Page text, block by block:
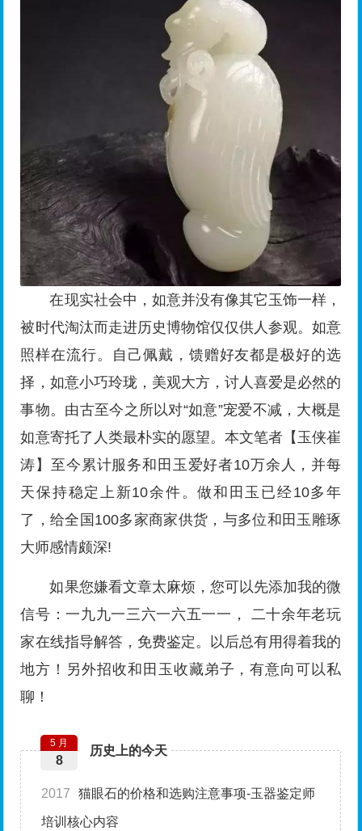
在现实社会中，如意并没有像其它玉饰一样，
被时代淘汰而走进历史博物馆仅仅供人参观。如意
照样在流行。自己佩戴，馈赠好友都是极好的选
择，如意小巧玲珑，美观大方，讨人喜爱是必然的
事物。由古至今之所以对“如意”宠爱不减，大概是
如意寄托了人类最朴实的愿望。本文笔者【玉侠崔
涛】至今累计服务和田玉爱好者10万余人，并每
天保持稳定上新10余件。做和田玉已经10多年
了，给全国100多家商家供货，与多位和田玉雕琢
大师感情颇深!
如果您嫌看文章太麻烦，您可以先添加我的微
信号：一九九一三六一六五一一， 二十余年老玩
家在线指导解答，免费鉴定。以后总有用得着我的
地方！另外招收和田玉收藏弟子，有意向可以私
聊！
历史上的今天
5 月
8
2017 猫眼石的价格和选购注意事项-玉器鉴定师
培训核心内容